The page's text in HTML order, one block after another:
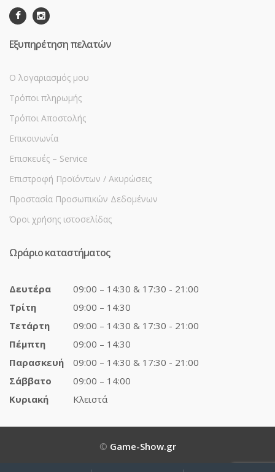
Εξυπηρέτηση πελατών
Ο λογαριασμός μου
Τρόποι πληρωμής
Τρόποι Αποστολής
Επικοινωνία
Επισκευές – Service
Επιστροφή Προϊόντων / Ακυρώσεις
Προστασία Προσωπικών Δεδομένων
Όροι χρήσης ιστοσελίδας
Ωράριο καταστήματος
Δευτέρα
09:00 – 14:30 & 17:30 - 21:00
Τρίτη
09:00 – 14:30
Τετάρτη
09:00 – 14:30 & 17:30 - 21:00
Πέμπτη
09:00 – 14:30
Παρασκευή
09:00 – 14:30 & 17:30 - 21:00
Σάββατο
09:00 – 14:00
Κυριακή
Κλειστά
© Game-Show.gr